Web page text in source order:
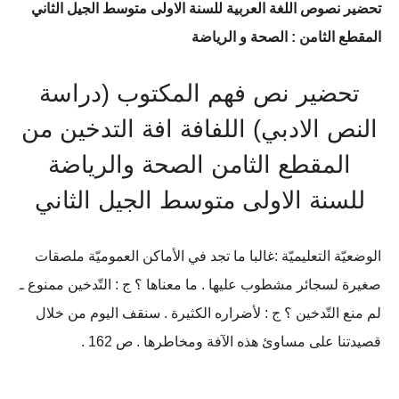
تحضير نصوص اللغة العربية للسنة الاولى متوسط الجيل الثاني
المقطع الثامن : الصحة و الرياضة
تحضير نص فهم المكتوب (دراسة
النص الادبي) اللفافة افة التدخين من
المقطع الثامن الصحة والرياضة
للسنة الاولى متوسط الجيل الثاني
الوضعيّة التعليميّة :غالبا ما تجد في الأماكن العموميّة ملصقات
صغيرة لسجائر مشطوب عليها . ما معناها ؟ ج : التّدخين ممنوع ـ
لم منع التّدخين ؟ ج : لأضراره الكثيرة . سنقف اليوم من خلال
قصيدتنا على مساوئ هذه الآفة ومخاطرها . ص 162 .